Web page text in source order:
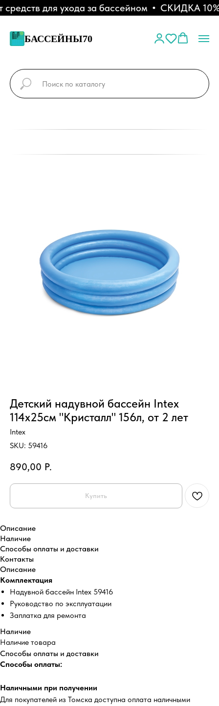
для ухода за бассейном СКИДКА 10% -
БАССЕЙНЫ70
Детский надувной бассейн Intex
114х25см "Кристалл" 156л, от 2 лет
Intex
SKU: 59416
890,00 Р.
Купить
Описание
Наличие
Способы оплаты и доставки
Контакты
Описание
Комплектация
Надувной бассейн Intex 59416
Руководство по эксплуатации
Заплатка для ремонта
Наличие
Наличие товара
Способы оплаты и доставки
Способы оплаты:
Наличными при получении
Для покупателей из Томска доступна оплата наличными